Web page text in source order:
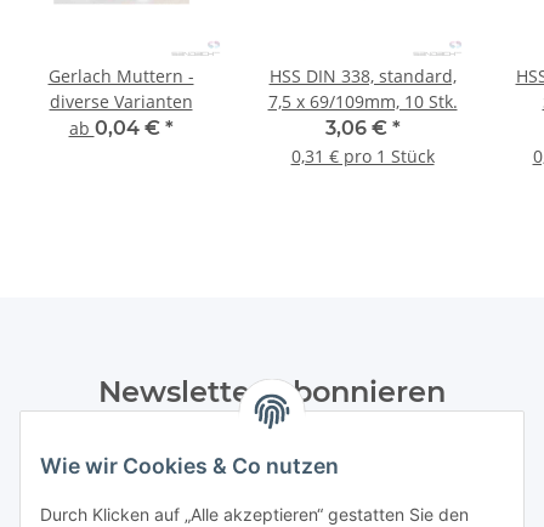
Wie wir Cookies & Co nutzen
Durch Klicken auf „Alle akzeptieren“ gestatten Sie den
Gerlach Muttern -
diverse Varianten
ab 0,04 € *
HSS DIN 338, standard,
7,5 x 69/109mm, 10 Stk.
3,06 € *
0,31 € pro 1 Stück
Newsletter Abonnieren
Datenschutzerklärungregelmäßig und jederzeit widerruflich